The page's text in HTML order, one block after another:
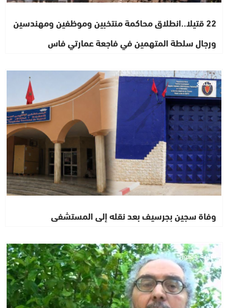
22 قتيلا..انطلاق محاكمة منتخبين وموظفين ومهندسين
ورجال سلطة المتهمين في فاجعة عمارتي فاس
مجتمع
وفاة سجين بجرسيف بعد نقله إلى المستشفى
ثقافة وفنون